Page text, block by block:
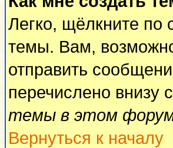
Легко, щёлкните по
темы. Вам,
отправить
перечислено
темы в этом
Вернуться к началу